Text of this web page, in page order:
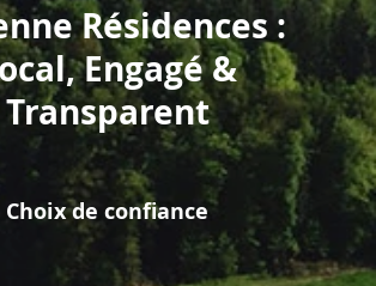
Résidences :
Engagé &
Transparent
Choix de confiance